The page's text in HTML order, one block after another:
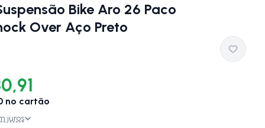
Bike Aro 26 Paco
Over Aço Preto
no cartão
juros